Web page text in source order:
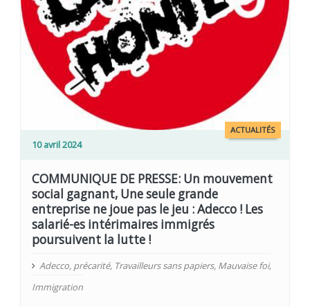
ACTUALITÉS
10 avril 2024
COMMUNIQUE DE PRESSE: Un mouvement
social gagnant, Une seule grande
entreprise ne joue pas le jeu : Adecco ! Les
salarié-es intérimaires immigrés
poursuivent la lutte !
Adecco, précarité, Travailleurs sans papiers, Mauvaise foi,
Immigration